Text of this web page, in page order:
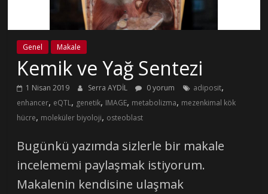
Genel Makale
Kemik ve Yağ Sentezi
1 Nisan 2019 Serra AYDİL 0 yorum adiposit,
enhancer, eQTL, genetik, IMAGE, metabolizma, mezenkimal kök
hücre, moleküler biyoloji, osteoblast
Bugünkü yazımda sizlerle bir makale
incelememi paylaşmak istiyorum.
Makalenin kendisine ulaşmak